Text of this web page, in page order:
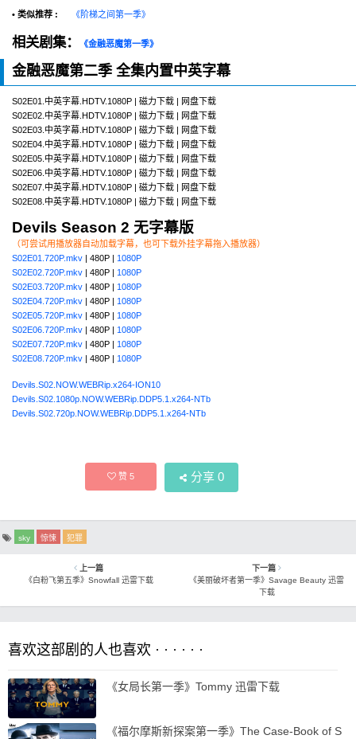
• 类似推荐 : 《阶梯之间第一季》
相关剧集： 《金融恶魔第一季》
金融恶魔第二季 全集内置中英字幕
S02E01.中英字幕.HDTV.1080P | 磁力下载 | 网盘下载
S02E02.中英字幕.HDTV.1080P | 磁力下载 | 网盘下载
S02E03.中英字幕.HDTV.1080P | 磁力下载 | 网盘下载
S02E04.中英字幕.HDTV.1080P | 磁力下载 | 网盘下载
S02E05.中英字幕.HDTV.1080P | 磁力下载 | 网盘下载
S02E06.中英字幕.HDTV.1080P | 磁力下载 | 网盘下载
S02E07.中英字幕.HDTV.1080P | 磁力下载 | 网盘下载
S02E08.中英字幕.HDTV.1080P | 磁力下载 | 网盘下载
Devils Season 2 无字幕版
（可尝试用播放器自动加载字幕，也可下载外挂字幕拖入播放器）
S02E01.720P.mkv | 480P | 1080P
S02E02.720P.mkv | 480P | 1080P
S02E03.720P.mkv | 480P | 1080P
S02E04.720P.mkv | 480P | 1080P
S02E05.720P.mkv | 480P | 1080P
S02E06.720P.mkv | 480P | 1080P
S02E07.720P.mkv | 480P | 1080P
S02E08.720P.mkv | 480P | 1080P
Devils.S02.NOW.WEBRip.x264-ION10
Devils.S02.1080p.NOW.WEBRip.DDP5.1.x264-NTb
Devils.S02.720p.NOW.WEBRip.DDP5.1.x264-NTb
赞5 分享 0
sky 惊悚 犯罪
上一篇
《白粉飞第五季》Snowfall 迅雷下载
下一篇
《美丽破坏者第一季》Savage Beauty 迅雷
下载
喜欢这部剧的人也喜欢 · · · · · ·
《女局长第一季》Tommy 迅雷下载
《福尔摩斯新探案第一季》The Case-Book of S